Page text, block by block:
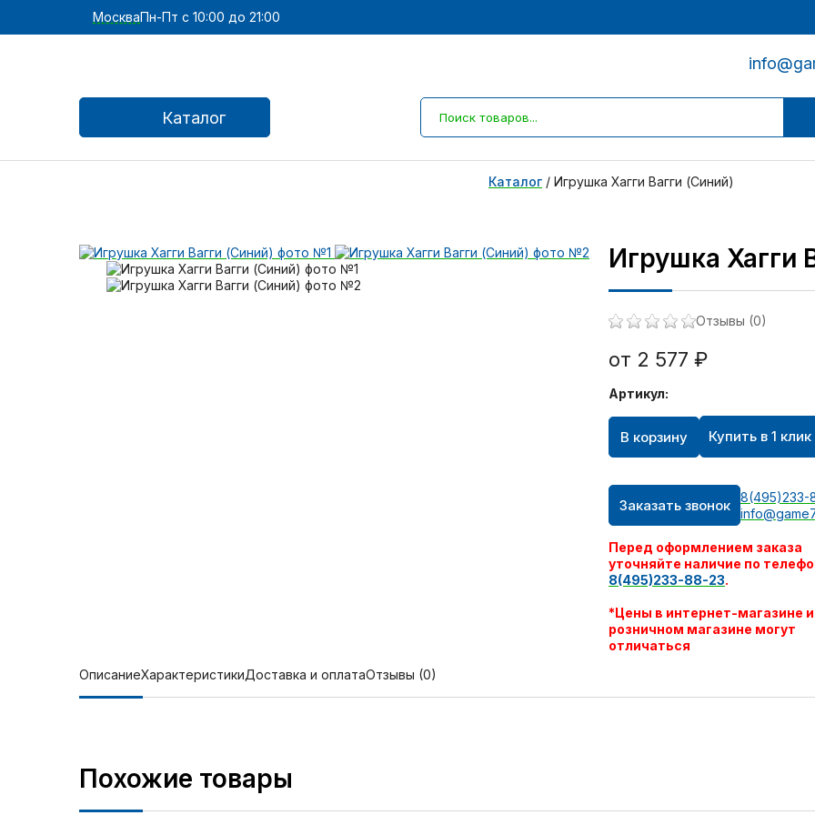
МоскваПн-Пт с 10:00 до 21:00
Каталог
Каталог / Игрушка Хагги Вагги (Синий)
Игрушка Хагги
Отзывы (0)
от 2 577 ₽
Артикул:
В корзину Купить в 1 клик
Заказать звонок
8(495)233-
Перед оформлением заказа
уточняйте наличие по
8(495)233-88-23.
*Цены в интернет-магазине и
розничном магазине могут
отличаться
ОписаниеХарактеристикиДоставка и оплатаОтзывы (0)
Похожие товары